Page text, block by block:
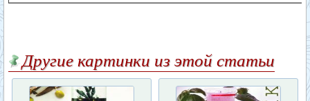
Другие картинки из этой статьи